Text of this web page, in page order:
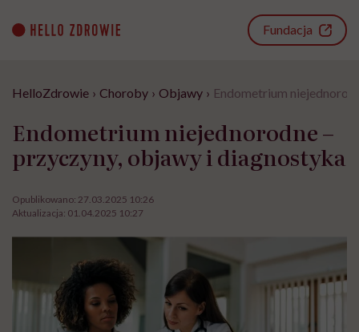
content
Fundacja
HelloZdrowie › Choroby › Objawy › Endometrium
Endometrium niejednorodne –
przyczyny, objawy i diagnostyka
Opublikowano: 27.03.2025 10:26
Aktualizacja: 01.04.2025 10:27